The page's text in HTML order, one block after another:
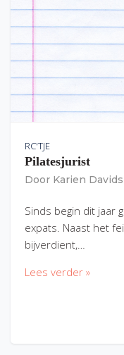
RC'TJE
Pilatesjurist
Door Karien Davids
Sinds begin dit jaar
expats. Naast het
bijverdient,…
Lees verder »